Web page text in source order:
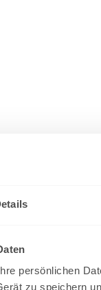
persönlichen
zu speichern